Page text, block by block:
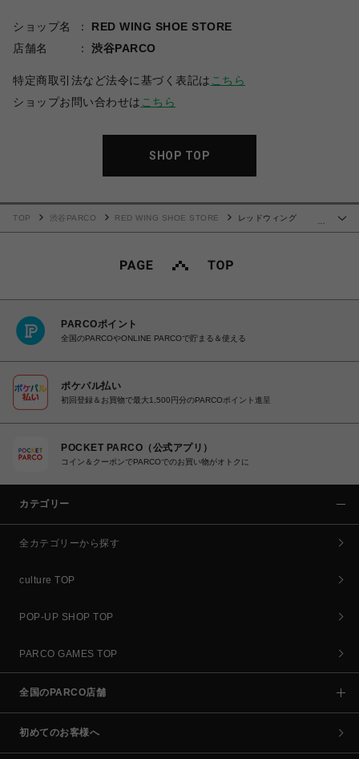
ショップ名
RED WING SHOE STORE
店舗名
渋谷PARCO
特定商取引法など法令に基づく表記は こちら
ショップお問い合わせは こちら
SHOP TOP
TOP 渋谷PARCO RED WING SHOE STORE
レッドウィング
PARCOポイント
全国のPARCOやONLINE PARCOで貯まる＆使える
ポケパル払い
初回登録＆お買物で最大1,500円分のPARCOポイント進呈
POCKET PARCO（公式アプリ）
コイン＆クーポンでPARCOでのお買い物がオトクに
カテゴリー
全カテゴリーから探す
culture TOP
POP-UP SHOP TOP
PARCO GAMES TOP
全国のPARCO店舗
初めてのお客様へ